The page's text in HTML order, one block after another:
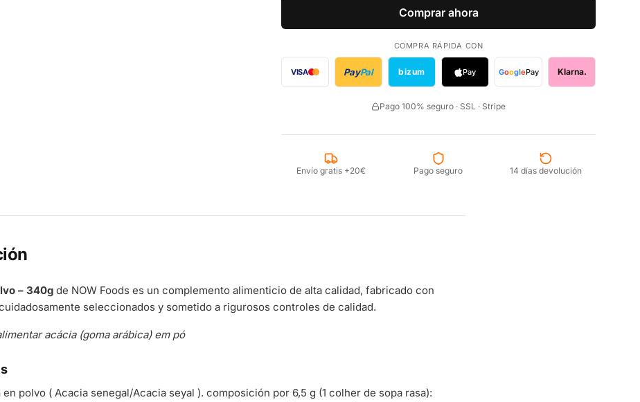
Comprar ahora
COMPRA RÁPIDA CON
VISA PayPal bizum Pay GooglePay Klarna.
Pago 100% seguro · SSL · Stripe
Envío gratis +20€ Pago seguro 14 días devolución
– 340g de NOW Foods es un complemento alimenticio de alta calidad, fabricado con
seleccionados y sometido a rigurosos controles de calidad.
acácia (goma arábica) em pó
en polvo ( Acacia senegal/Acacia seyal ). composición por 6,5 g (1 colher de sopa rasa):